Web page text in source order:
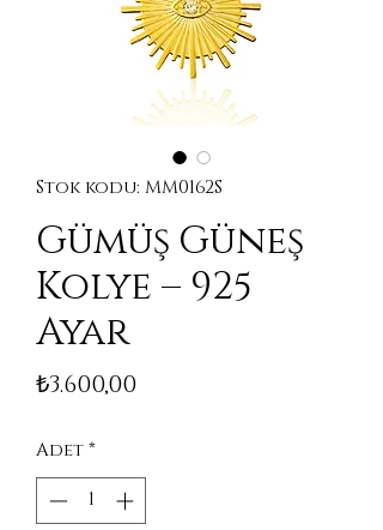
Stok kodu: MM0162S
Gümüş Güneş
Kolye – 925
Ayar
₺3.600,00Fiyat
Adet*